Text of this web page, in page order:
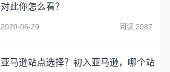
对此你怎么看？
2020-06-29 阅读 2087
亚马逊站点选择？初入亚马逊，哪个站